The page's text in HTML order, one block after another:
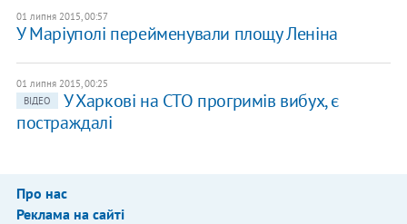
01 липня 2015, 00:57
У Маріуполі перейменували площу Леніна
01 липня 2015, 00:25
ВІДЕО
У Харкові на СТО прогримів вибух, є
постраждалі
Про нас
Реклама на сайті